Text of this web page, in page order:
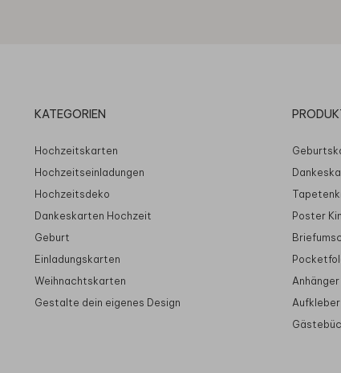
KATEGORIEN
Hochzeitskarten
Hochzeitseinladungen
Hochzeitsdeko
Dankeskarten Hochzeit
Geburt
Einladungskarten
Weihnachtskarten
Gestalte dein eigenes Design
Poster
Anhänger
Aufkleber